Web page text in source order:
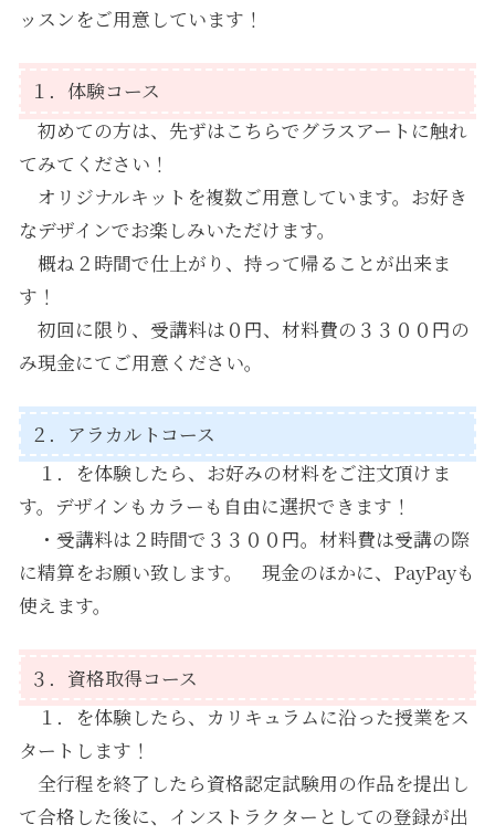
ッスンをご用意しています！
１．体験コース
初めての方は、先ずはこちらでグラスアートに触れ
てみてください！
オリジナルキットを複数ご用意しています。お好き
なデザインでお楽しみいただけます。
概ね２時間で仕上がり、持って帰ることが出来ま
す！
初回に限り、受講料は０円、材料費の３３００円の
み現金にてご用意ください。
２．アラカルトコース
１．を体験したら、お好みの材料をご注文頂けま
す。デザインもカラーも自由に選択できます！
・受講料は２時間で３３００円。材料費は受講の際
に精算をお願い致します。 現金のほかに、PayPayも
使えます。
３．資格取得コース
１．を体験したら、カリキュラムに沿った授業をス
タートします！
全行程を終了したら資格認定試験用の作品を提出し
て合格した後に、インストラクターとしての登録が出